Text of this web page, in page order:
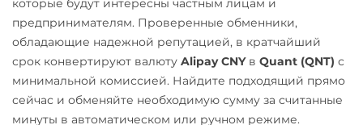
VeChain (VET)
Zcash (ZEC)
ЕРИП Расчет BYN
Карта Unionpay CNY
Карта UZCARD UZS
Карта МИР RUB
которые будут интересны частным лицам и
предпринимателям. Проверенные обменники,
обладающие надежной репутацией, в кратчайший
срок конвертируют валюту Alipay CNYв Quant (QNT) с
минимальной комиссией. Найдите подходящий прямо
сейчас и обменяйте необходимую сумму за считанные
минуты в автоматическом или ручном режиме.